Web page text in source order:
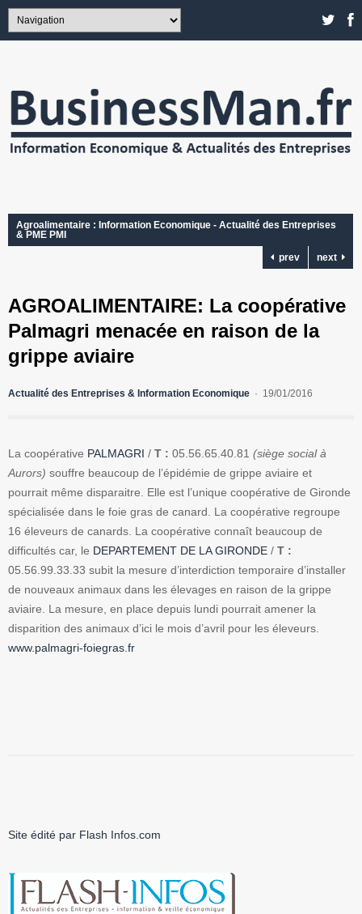
Agroalimentaire : Information Economique - Actualité des Entreprises
& PME PMI
prev
next
AGROALIMENTAIRE: La coopérative
Palmagri menacée en raison de la
grippe aviaire
Actualité des Entreprises & Information Economique 19/01/2016
La coopérative PALMAGRI / T : 05.56.65.40.81 (siège social à
Aurors) souffre beaucoup de l’épidémie de grippe aviaire et
pourrait même disparaitre. Elle est l’unique coopérative de Gironde
spécialisée dans le foie gras de canard. La coopérative regroupe
16 éleveurs de canards. La coopérative connaît beaucoup de
difficultés car, le DEPARTEMENT DE LA GIRONDE / T :
05.56.99.33.33 subit la mesure d’interdiction temporaire d’installer
de nouveaux animaux dans les élevages en raison de la grippe
aviaire. La mesure, en place depuis lundi pourrait amener la
disparition des animaux d’ici le mois d’avril pour les éleveurs.
www.palmagri-foiegras.fr
Site édité par Flash Infos.com